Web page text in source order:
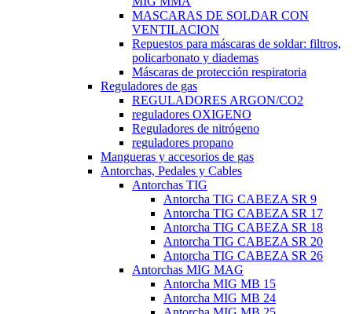
MASCARAS DE SOLDAR CON
VENTILACION
Repuestos para máscaras de soldar: filtros,
policarbonato y diademas
Máscaras de protección respiratoria
Reguladores de gas
REGULADORES ARGON/CO2
reguladores OXIGENO
Reguladores de nitrógeno
reguladores propano
Mangueras y accesorios de gas
Antorchas, Pedales y Cables
Antorchas TIG
Antorcha TIG CABEZA SR 9
Antorcha TIG CABEZA SR 17
Antorcha TIG CABEZA SR 18
Antorcha TIG CABEZA SR 20
Antorcha TIG CABEZA SR 26
Antorchas MIG MAG
Antorcha MIG MB 15
Antorcha MIG MB 24